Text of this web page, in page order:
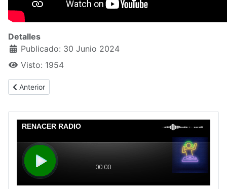
Detalles
Publicado: 30 Junio 2024
Visto: 1954
Artículo anterior: Admisiones
Anterior